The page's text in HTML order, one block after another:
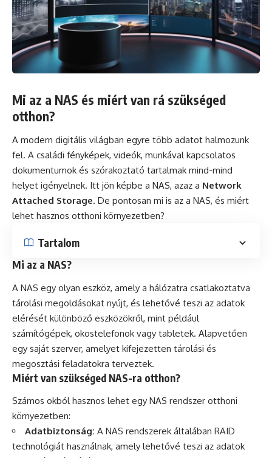
Mi az a NAS és miért van rá szükséged
otthon?
A modern digitális világban egyre több adatot halmozunk
fel. A családi fényképek, videók, munkával kapcsolatos
dokumentumok és szórakoztató tartalmak mind-mind
helyet igényelnek. Itt jön képbe a NAS, azaz a Network
Attached Storage. De pontosan mi is az a NAS, és miért
lehet hasznos otthoni környezetben?
Tartalom
Mi az a NAS?
A NAS egy olyan eszköz, amely a hálózatra csatlakoztatva
tárolási megoldásokat nyújt, és lehetővé teszi az adatok
elérését különböző eszközökről, mint például
számítógépek, okostelefonok vagy tabletek. Alapvetően
egy saját szerver, amelyet kifejezetten tárolási és
megosztási feladatokra terveztek.
Miért van szükséged NAS-ra otthon?
Számos okból hasznos lehet egy NAS rendszer otthoni
környezetben:
Adatbiztonság: A NAS rendszerek általában RAID
technológiát használnak, amely lehetővé teszi az adatok